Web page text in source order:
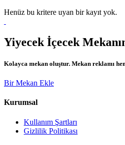
Henüz bu kritere uyan bir kayıt yok.
Yiyecek İçecek
Kolayca mekan oluştur. Mekan reklamı
Bir Mekan Ekle
Kurumsal
Kullanım Şartları
Gizlilik Politikası